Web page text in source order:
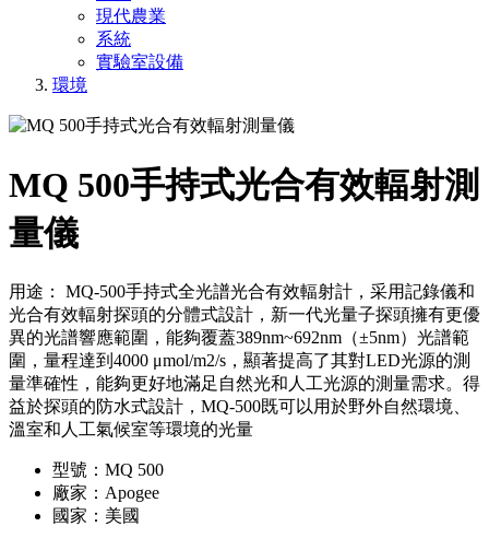
現代農業
系統
實驗室設備
環境
MQ 500手持式光合有效輻射測
量儀
用途： MQ-500手持式全光譜光合有效輻射計，采用記錄儀和
光合有效輻射探頭的分體式設計，新一代光量子探頭擁有更優
異的光譜響應範圍，能夠覆蓋389nm~692nm（±5nm）光譜範
圍，量程達到4000 μmol/m2/s，顯著提高了其對LED光源的測
量準確性，能夠更好地滿足自然光和人工光源的測量需求。得
益於探頭的防水式設計，MQ-500既可以用於野外自然環境、
溫室和人工氣候室等環境的光量
型號：MQ 500
廠家：Apogee
國家：美國